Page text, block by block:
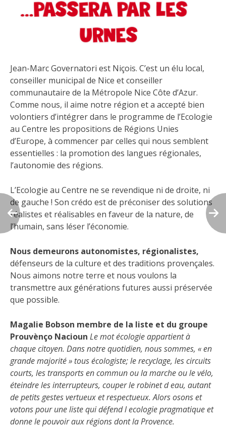
Jean-Marc Governatori est Niçois. C’est un élu local,
conseiller municipal de Nice et conseiller
communautaire de la Métropole Nice Côte d’Azur.
Comme nous, il aime notre région et a accepté bien
volontiers d’intégrer dans le programme de l’Ecologie
au Centre les propositions de Régions Unies
d’Europe, à commencer par celles qui nous semblent
essentielles : la promotion des langues régionales,
l’autonomie des régions.
L’Ecologie au Centre ne se revendique ni de droite, ni
de gauche ! Son crédo est de préconiser des solutions
réalistes et réalisables en faveur de la nature, de
l’humain, sans léser l’économie.
Nous demeurons autonomistes, régionalistes,
défenseurs de la culture et des traditions provençales.
Nous aimons notre terre et nous voulons la
transmettre aux générations futures aussi préservée
que possible.
Magalie Bobson membre de la liste et du groupe
Prouvènço Nacioun Le mot écologie appartient à
chaque citoyen. Dans notre quotidien, nous sommes, « en
grande majorité » tous écologiste; le recyclage, les circuits
courts, les transports en commun ou la marche ou le vélo,
éteindre les interrupteurs, couper le robinet d eau, autant
de petits gestes vertueux et respectueux. Alors osons et
votons pour une liste qui défend l ecologie pragmatique et
donne le pouvoir aux régions dont la Provence.